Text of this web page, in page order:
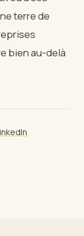
terre de
bien au-delà